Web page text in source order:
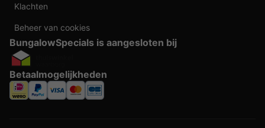
Klachten
Beheer van cookies
BungalowSpecials is aangesloten bij
Betaalmogelijkheden